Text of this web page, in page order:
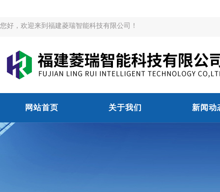
您好，欢迎来到福建菱瑞智能科技有限公司！
网站首页 关于我们 新闻动